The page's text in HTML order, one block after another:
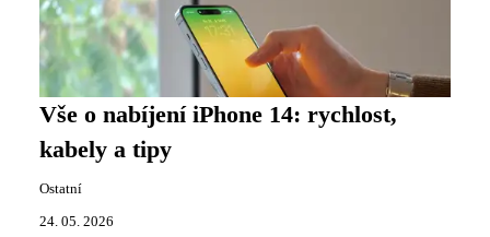
Vše o nabíjení iPhone 14: rychlost,
kabely a tipy
Ostatní
24. 05. 2026